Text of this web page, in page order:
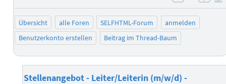
negativ
Übersicht alle Foren SELFHTML-Forum
anmelden
Benutzerkonto erstellen
Beitrag im Thread-Baum
Stellenangebot - Leiter/Leiterin (m/w/d) -